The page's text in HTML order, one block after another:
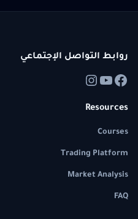
روابط التواصل الإجتماعي
Resources
Courses
Trading Platform
Market Analysis
FAQ